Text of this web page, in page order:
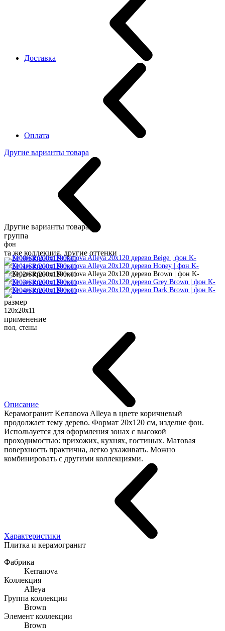
Доставка
Оплата
Другие варианты товара
Другие варианты товара:
группа
фон
та же коллекция, другие оттенки
размер
120x20x11
применение
пол, стены
Описание
Керамогранит Kerranova Alleya в цвете коричневый
продолжает тему дерево. Формат 20x120 см, изделие фон.
Используется для оформления зонах с высокой
проходимостью: прихожих, кухнях, гостиных. Матовая
поверхность практична, легко ухаживать. Можно
комбинировать с другими коллекциями.
Характеристики
Плитка и керамогранит
Фабрика
Kerranova
Коллекция
Alleya
Группа коллекции
Brown
Элемент коллекции
Brown